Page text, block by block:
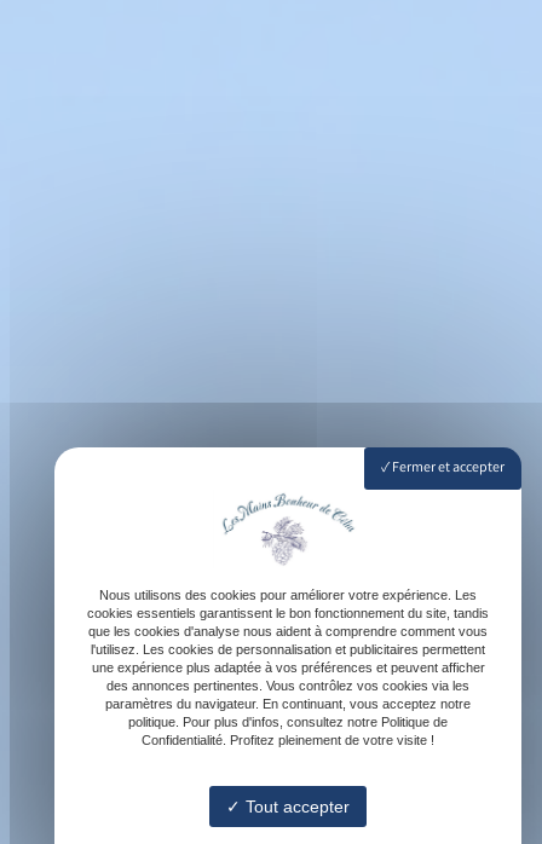
Fermer et accepter
Nous utilisons des cookies pour améliorer votre expérience. Les
cookies essentiels garantissent le bon fonctionnement du site, tandis
que les cookies d'analyse nous aident à comprendre comment vous
l'utilisez. Les cookies de personnalisation et publicitaires permettent
une expérience plus adaptée à vos préférences et peuvent afficher
des annonces pertinentes. Vous contrôlez vos cookies via les
paramètres du navigateur. En continuant, vous acceptez notre
politique. Pour plus d'infos, consultez notre Politique de
Confidentialité. Profitez pleinement de votre visite !
Tout accepter